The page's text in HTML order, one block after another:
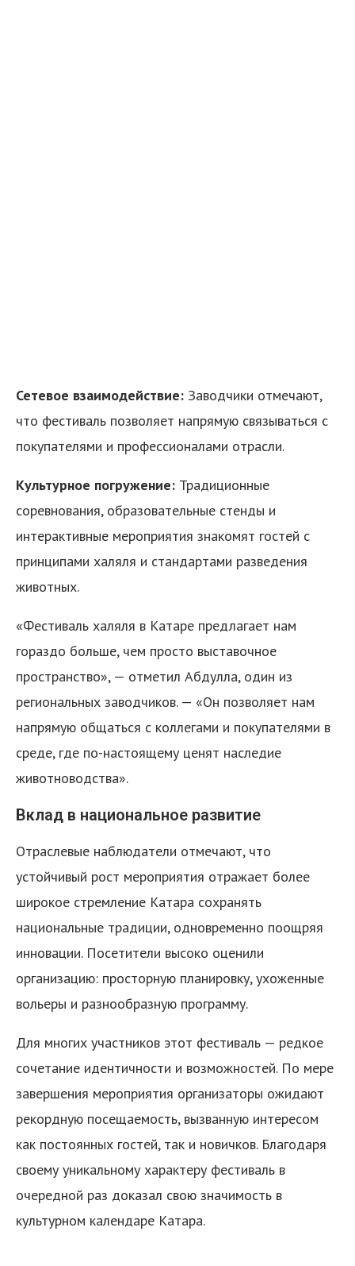
Сетевое взаимодействие: Заводчики отмечают,
что фестиваль позволяет напрямую связываться с
покупателями и профессионалами отрасли.
Культурное погружение: Традиционные
соревнования, образовательные стенды и
интерактивные мероприятия знакомят гостей с
принципами халяля и стандартами разведения
животных.
«Фестиваль халяля в Катаре предлагает нам
гораздо больше, чем просто выставочное
пространство», — отметил Абдулла, один из
региональных заводчиков. — «Он позволяет нам
напрямую общаться с коллегами и покупателями в
среде, где по-настоящему ценят наследие
животноводства».
Вклад в национальное развитие
Отраслевые наблюдатели отмечают, что
устойчивый рост мероприятия отражает более
широкое стремление Катара сохранять
национальные традиции, одновременно поощряя
инновации. Посетители высоко оценили
организацию: просторную планировку, ухоженные
вольеры и разнообразную программу.
Для многих участников этот фестиваль — редкое
сочетание идентичности и возможностей. По мере
завершения мероприятия организаторы ожидают
рекордную посещаемость, вызванную интересом
как постоянных гостей, так и новичков. Благодаря
своему уникальному характеру фестиваль в
очередной раз доказал свою значимость в
культурном календаре Катара.